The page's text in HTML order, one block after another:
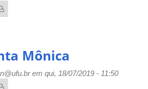
Mônica
em qui, 18/07/2019 - 11:50